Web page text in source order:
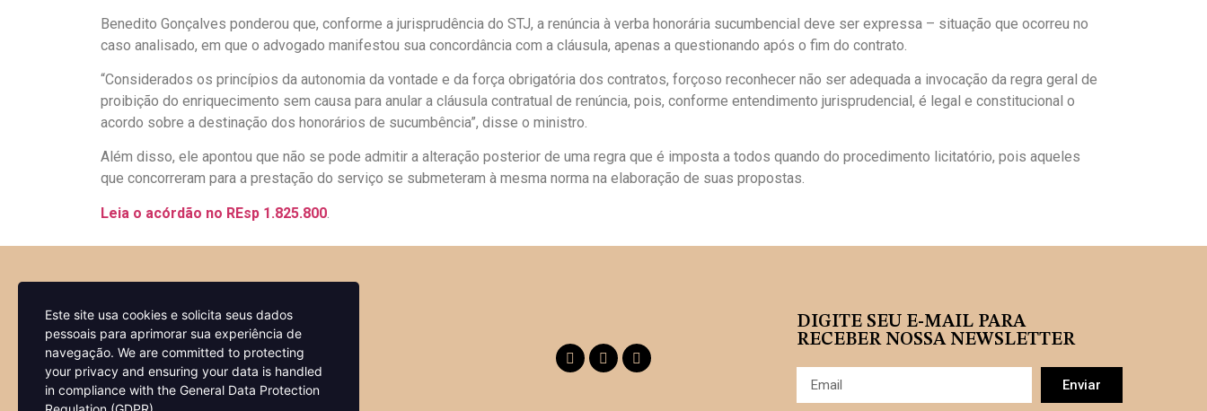
Benedito Gonçalves ponderou que, conforme a jurisprudência do STJ, a renúncia à verba honorária sucumbencial deve ser expressa – situação que ocorreu no
caso analisado, em que o advogado manifestou sua concordância com a cláusula, apenas a questionando após o fim do contrato.
“Considerados os princípios da autonomia da vontade e da força obrigatória dos contratos, forçoso reconhecer não ser adequada a invocação da regra geral de
proibição do enriquecimento sem causa para anular a cláusula contratual de renúncia, pois, conforme entendimento jurisprudencial, é legal e constitucional o
acordo sobre a destinação dos honorários de sucumbência”, disse o ministro.
Além disso, ele apontou que não se pode admitir a alteração posterior de uma regra que é imposta a todos quando do procedimento licitatório, pois aqueles
que concorreram para a prestação do serviço se submeteram à mesma norma na elaboração de suas propostas.
Leia o acórdão no REsp 1.825.800
DIGITE SEU E-MAIL PARA
RECEBER NOSSA NEWSLETTER
Enviar
Este site usa cookies e solicita seus dados
pessoais para aprimorar sua experiência de
navegação. We are committed to protecting
your privacy and ensuring your data is handled
in compliance with the General Data Protection